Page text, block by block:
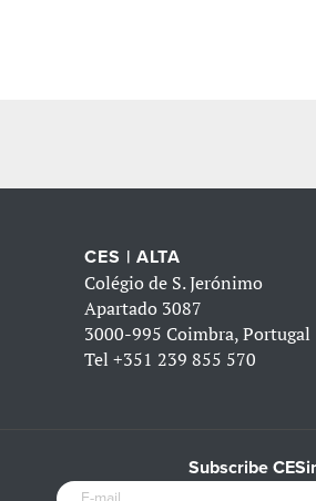
CES | ALTA
Colégio de S. Jerónimo
Apartado 3087
3000-995 Coimbra, Portugal
Tel+351 239 855 570
Subscribe